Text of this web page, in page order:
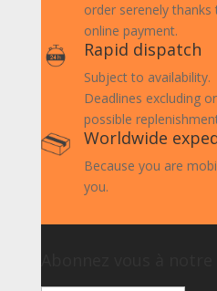
order serenely
online payment.
Rapid dispatch
Subject to availability.
Deadlines excluding
possible
Worldwide
Because you are
you.